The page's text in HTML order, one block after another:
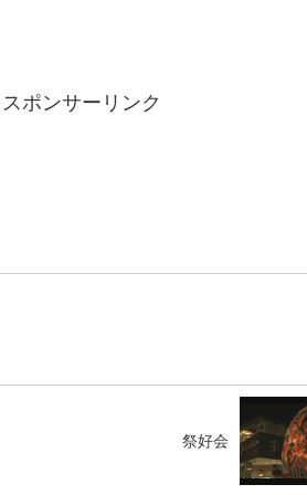
スポンサーリンク
祭好会